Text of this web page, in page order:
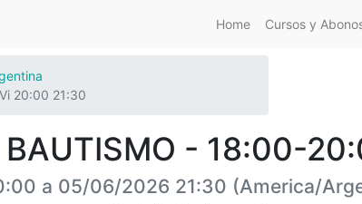
Home Cursos y
20:00 21:30
- 18:00-
a 05/06/2026 21:30 (America/